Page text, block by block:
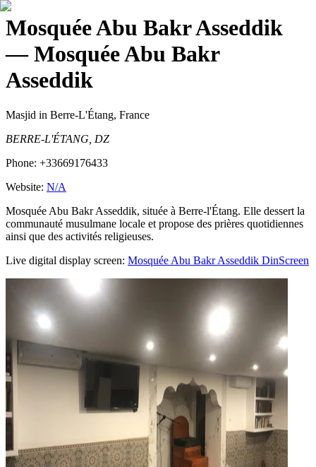
Mosquée Abu Bakr Asseddik
— Mosquée Abu Bakr
Asseddik
Masjid in Berre-L'Étang, France
BERRE-L'ÉTANG, DZ
Phone: +33669176433
Website: N/A
Mosquée Abu Bakr Asseddik, située à Berre-l'Étang. Elle dessert la
communauté musulmane locale et propose des prières quotidiennes
ainsi que des activités religieuses.
Live digital display screen: Mosquée Abu Bakr Asseddik DinScreen